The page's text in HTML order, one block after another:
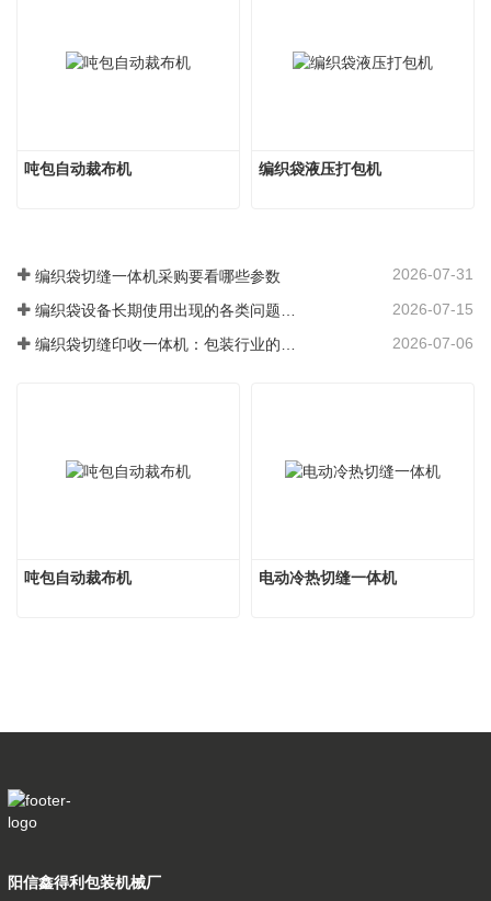
吨包自动裁布机 编织袋液压打包机
编织袋切缝一体机采购要看哪些参数 2026-07-31
2026-07-15
编织袋切缝印收一体机：包装行业的高效升级核心 2026-07-06
吨包自动裁布机 电动冷热切缝一体机
阳信鑫得利包装机械厂